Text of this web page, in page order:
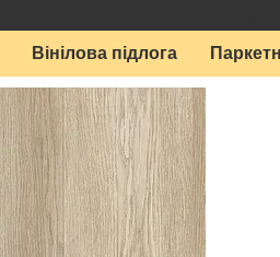
Вінілова підлога